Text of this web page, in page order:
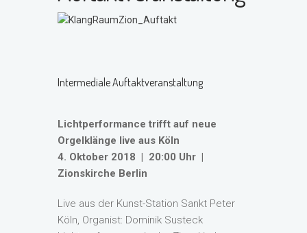
Intermediale Auftaktveranstaltung
Lichtperformance trifft auf neue
Orgelklänge live aus Köln
4. Oktober 2018 | 20:00 Uhr |
Zionskirche Berlin
Live aus der Kunst-Station Sankt Peter
Köln, Organist: Dominik Susteck